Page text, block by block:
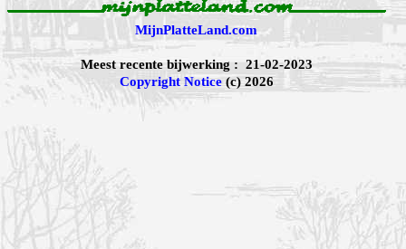
MijnPlatteLand.com
Meest recente bijwerking : 21-02-2023
Copyright Notice(c) 2026